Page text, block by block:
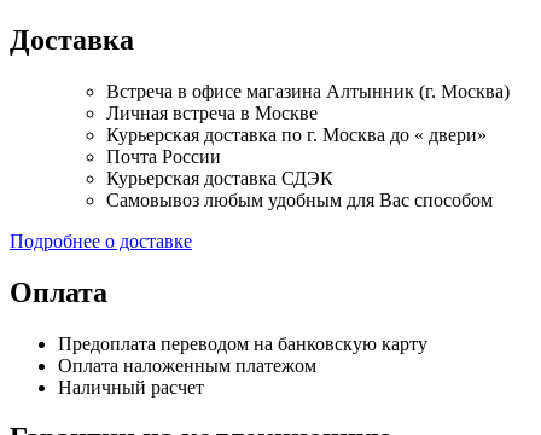
Доставка
Встреча в офисе магазина Алтынник (г. Москва)
Личная встреча в Москве
Курьерская доставка по г. Москва до « двери»
Почта России
Курьерская доставка СДЭК
Самовывоз любым удобным для Вас способом
Подробнее о доставке
Оплата
Предоплата переводом на банковскую карту
Оплата наложенным платежом
Наличный расчет